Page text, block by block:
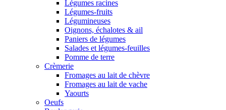
Légumes racines
Légumes-fruits
Légumineuses
Oignons, échalotes & ail
Paniers de légumes
Salades et légumes-feuilles
Pomme de terre
Crèmerie
Fromages au lait de chèvre
Fromages au lait de vache
Yaourts
Oeufs